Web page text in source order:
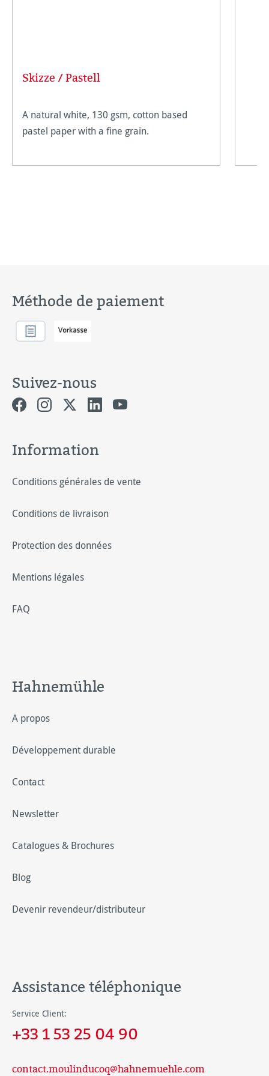
Skizze / Pastell
A natural white, 130 gsm, cotton based
pastel paper with a fine grain.
Méthode de paiement
Suivez-nous
Information
Conditions générales de vente
Conditions de livraison
Protection des données
Mentions légales
FAQ
Hahnemühle
A propos
Développement durable
Contact
Newsletter
Catalogues & Brochures
Blog
Devenir revendeur/distributeur
Assistance téléphonique
Service Client:
+33 1 53 25 04 90
contact.moulinducoq@hahnemuehle.com